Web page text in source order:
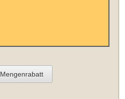
Mengenrabatt